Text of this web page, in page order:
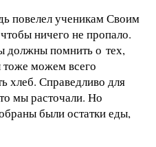
повелел ученикам Своим
ничего не пропало.
должны помнить о тех,
тоже можем всего
хлеб. Справедливо для
мы расточали. Но
были остатки еды,